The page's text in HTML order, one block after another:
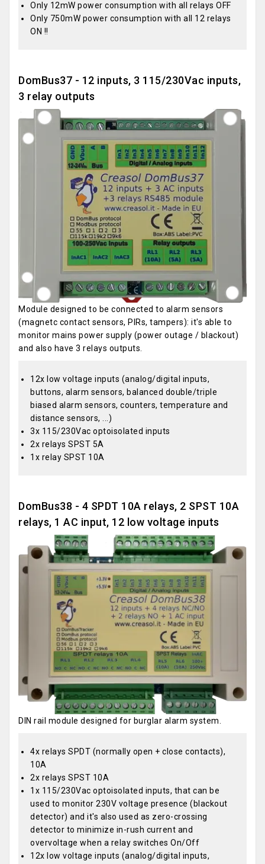
Only 12mW power consumption with all relays OFF
Only 750mW power consumption with all 12 relays
ON !!
DomBus37 - 12 inputs, 3 115/230Vac inputs,
3 relay outputs
Module designed to be connected to alarm sensors
(magnetc contact sensors, PIRs, tampers): it's able to
monitor mains power supply (power outage / blackout)
and also have 3 relays outputs.
12x low voltage inputs (analog/digital inputs,
buttons, alarm sensors, balanced double/triple
biased alarm sensors, counters, temperature and
distance sensors, ...)
3x 115/230Vac optoisolated inputs
2x relays SPST 5A
1x relay SPST 10A
DomBus38 - 4 SPDT 10A relays, 2 SPST 10A
relays, 1 AC input, 12 low voltage inputs
DIN rail module designed for burglar alarm system.
4x relays SPDT (normally open + close contacts),
10A
2x relays SPST 10A
1x 115/230Vac optoisolated inputs, that can be
used to monitor 230V voltage presence (blackout
detector) and it's also used as zero-crossing
detector to minimize in-rush current and
overvoltage when a relay switches On/Off
12x low voltage inputs (analog/digital inputs,